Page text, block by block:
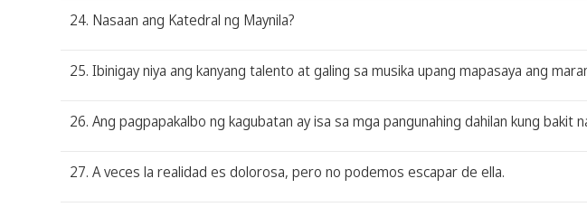
24. Nasaan ang Katedral ng Maynila?
25. Ibinigay niya ang kanyang talento at galing sa musika upang mapasaya ang
26. Ang pagpapakalbo ng kagubatan ay isa sa mga pangunahing dahilan kung bakit
27. A veces la realidad es dolorosa, pero no podemos escapar de ella.